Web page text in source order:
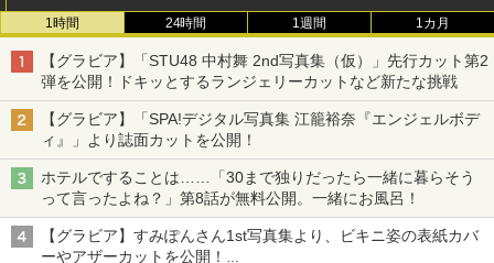
1時間 24時間 1週間 1カ月
【グラビア】「STU48 中村舞 2nd写真集（仮）」先行カット第2
弾を公開！ドキッとするランジェリーカットなど新たな挑戦
【グラビア】「SPA!デジタル写真集 江籠裕奈『エンジェルボデ
ィ』」より誌面カットを公開！
ホテルですることは……「30まで独りだったら一緒に暮らそう
って言ったよね？」第8話が無料公開。一緒にお風呂！
【グラビア】すみぽんさん1st写真集より、ビキニ姿の表紙カバ
ーやアザーカットを公開！